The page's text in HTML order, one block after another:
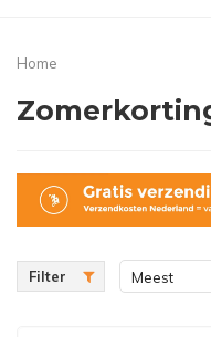
Home
Filter
Meest